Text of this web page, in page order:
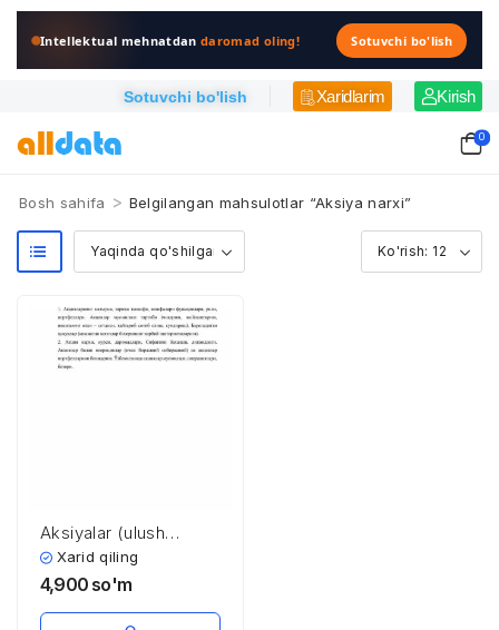
Intellektual mehnatdandaromad oling! Sotuvchi bo'lish
Sotuvchi bo'lish Xaridlarim Kirish
0
Bosh sahifa > Belgilangan mahsulotlar “Aksiya narxi”
Aksiyalar (ulush
munosabatlarini
ifodalovchi qimmatli
Xarid qiling
4,900 so'm